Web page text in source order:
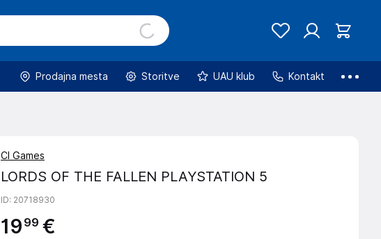
Prodajna mesta Storitve UAU klub Kontakt
CI Games
LORDS OF THE FALLEN PLAYSTATION 5
ID: 20718930
19 99 €